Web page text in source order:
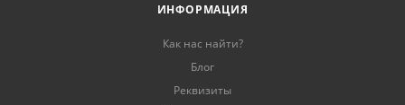
ИНФОРМАЦИЯ
Как нас найти?
Блог
Реквизиты